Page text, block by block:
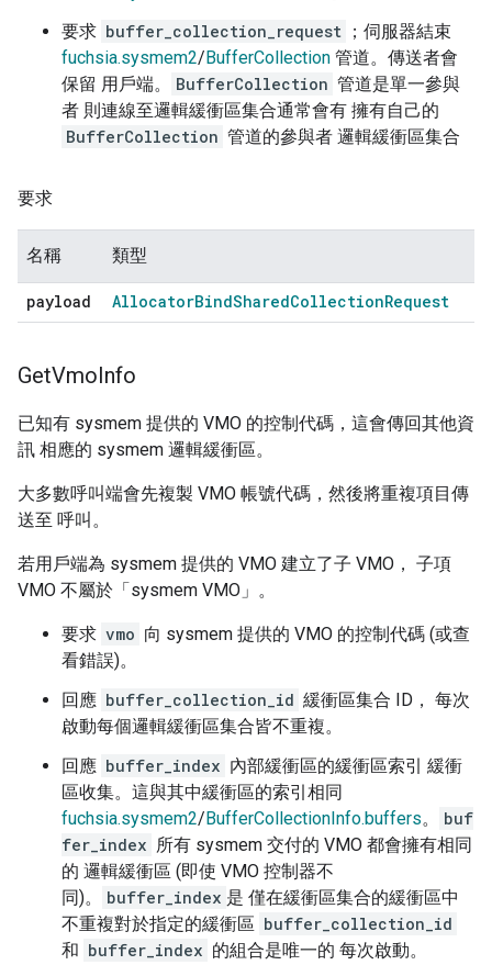
要求 buffer_collection_request
；伺服器結束
fuchsia.sysmem2/BufferCollection 管道。傳送者會
保留 用戶端。
BufferCollection 管道是單一參與
者 則連線至邏輯緩衝區集合通常會有 擁有自己的
BufferCollection 管道的參與者 邏輯緩衝區集合
要求
名稱 類型
payload AllocatorBindSharedCollectionRequest
GetVmoInfo
已知有 sysmem 提供的 VMO 的控制代碼，這會傳回其他資
訊 相應的 sysmem 邏輯緩衝區。
大多數呼叫端會先複製 VMO 帳號代碼，然後將重複項目傳
送至 呼叫。
若用戶端為 sysmem 提供的 VMO 建立了子 VMO， 子項
VMO 不屬於「sysmem VMO」。
要求 vmo 向 sysmem 提供的 VMO 的控制代碼 (或查
看錯誤)。
回應 buffer_collection_id 緩衝區集合 ID， 每次
啟動每個邏輯緩衝區集合皆不重複。
回應 buffer_index 內部緩衝區的緩衝區索引 緩衝
區收集。這與其中緩衝區的索引相同
fuchsia.sysmem2/BufferCollectionInfo.buffers。
buf
fer_index 所有 sysmem 交付的 VMO 都會擁有相同
的 邏輯緩衝區 (即使 VMO 控制器不
同)。
buffer_index 是 僅在緩衝區集合的緩衝區中
不重複對於指定的緩衝區 buffer_collection_id
和 buffer_index 的組合是唯一的 每次啟動。